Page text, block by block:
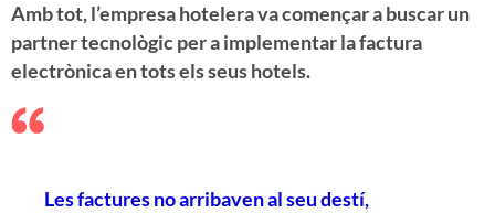
Amb tot, l’empresa hotelera va començar a buscar un
partner tecnològic per a implementar la factura
electrònica en tots els seus hotels.
Les factures no arribaven al seu destí,